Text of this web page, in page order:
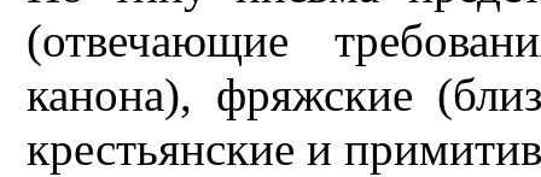
(отвечающие
канона), фряжские
крестьянские и